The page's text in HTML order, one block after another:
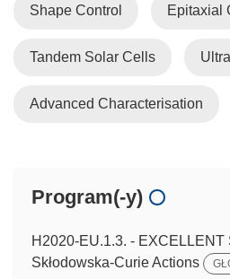
Shape Control Epitaxial
Tandem Solar Cells
Advanced Characterisation
Program(-y)
H2020-EU.1.3. - EXCELLENT
Skłodowska-Curie Actions